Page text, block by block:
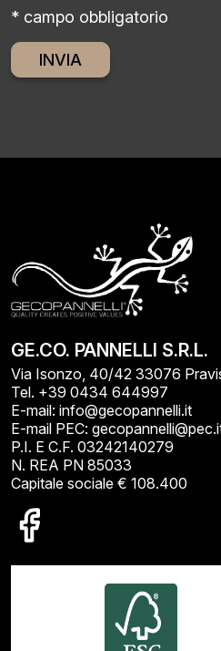
* campo obbligatorio
GE.CO. PANNELLI S.R.L.
Via Isonzo, 40/42 33076
Tel. +39 0434 644997
E-mail: info@gecopannelli.it
E-mail PEC:
P.I. E C.F. 03242140279
N. REA PN 85033
Capitale sociale € 108.400